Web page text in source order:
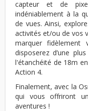
capteur et de
indéniablement à la
de vues. Ainsi,
activités et/ou de vos
marquer fidèlement
disposerez d’une
l'étanchéité de 18m
Action 4.
Finalement, avec la
qui vous offriront
aventures !